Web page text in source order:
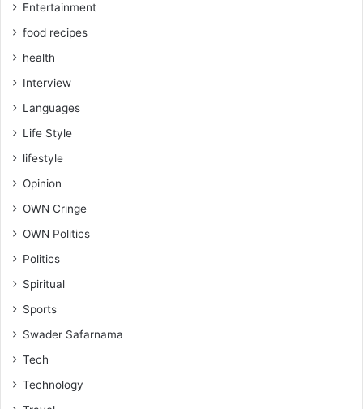
Entertainment
food recipes
health
Interview
Languages
Life Style
lifestyle
Opinion
OWN Cringe
OWN Politics
Politics
Spiritual
Sports
Swader Safarnama
Tech
Technology